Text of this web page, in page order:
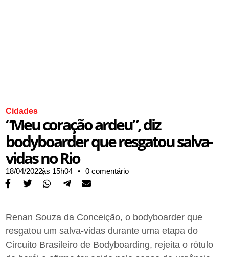
Cidades
“Meu coração ardeu”, diz
bodyboarder que resgatou salva-
vidas no Rio
18/04/2022,às 15h04 • 0 comentário
Renan Souza da Conceição, o bodyboarder que
resgatou um salva-vidas durante uma etapa do
Circuito Brasileiro de Bodyboarding, rejeita o rótulo